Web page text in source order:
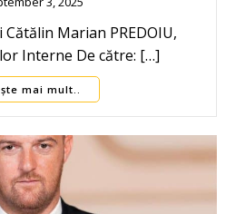
Marian PREDOIU,
Interne De către: […]
mai mult..